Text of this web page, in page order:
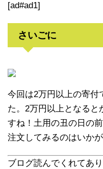
[ad#ad1]
さいごに
今回は2万円以上の寄付
た。2万円以上となると
すね！土用の丑の日の
注文してみるのはいか
ブログ読んでくれてあ